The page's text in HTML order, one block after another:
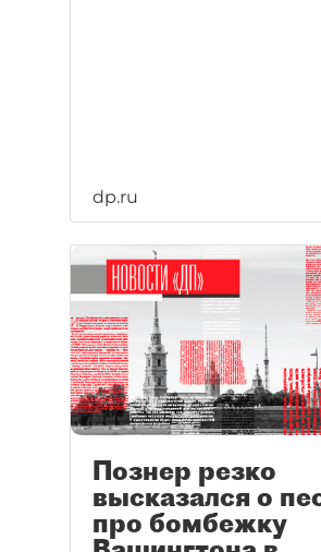
dp.ru
Познер резко
высказался о
про бомбежку